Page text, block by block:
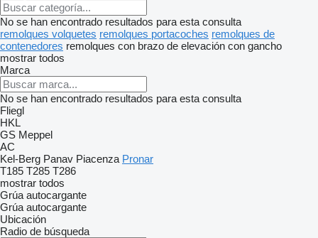
No se han encontrado resultados para esta consulta
remolques volquetes remolques portacoches remolques de
contenedores remolques con brazo de elevación con gancho
mostrar todos
Marca
No se han encontrado resultados para esta consulta
Fliegl
HKL
GS Meppel
AC
Kel-Berg Panav Piacenza Pronar
T185 T285 T286
mostrar todos
Grúa autocargante
Grúa autocargante
Ubicación
Radio de búsqueda